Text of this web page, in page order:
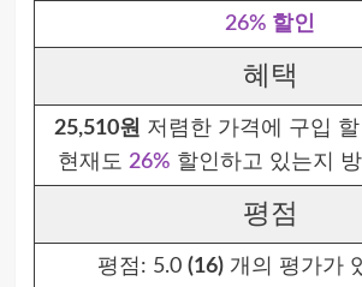
26% 할인
혜택
25,510원 저렴한 가격에 구입
현재도 26% 할인하고 있는지
평점
평점: 5.0 (16) 개의 평가가